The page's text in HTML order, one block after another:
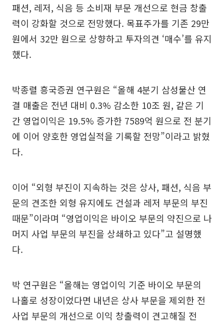
패션, 레저, 식음 등 소비재 부문 개선으로 현금 창출
력이 강화할 것으로 전망했다. 목표주가를 기존 29만
원에서 32만 원으로 상향하고 투자의견 ‘매수’를 유지
했다.
박종렬 흥국증권 연구원은 “올해 4분기 삼성물산 연
결 매출은 전년 대비 0.3% 감소한 10조 원, 같은 기
간 영업이익은 19.5% 증가한 7589억 원으로 전 분기
에 이어 양호한 영업실적을 기록할 전망”이라고 밝혔
다.
이어 “외형 부진이 지속하는 것은 상사, 패션, 식음 부
문의 견조한 외형 유지에도 건설과 레저 부문의 부진
때문”이라며 “영업이익은 바이오 부문의 약진으로 나
머지 사업 부문의 부진을 상쇄하고 있다”고 설명했
다.
박 연구원은 “올해는 영업이익 기준 바이오 부문의
나홀로 성장이었다면 내년은 상사 부문을 제외한 전
사업 부문의 개선으로 이익 창출력이 견고해질 전